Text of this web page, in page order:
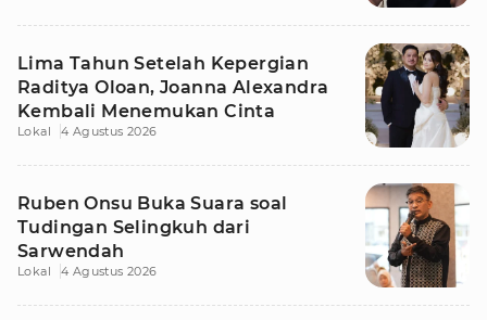
Lima Tahun Setelah Kepergian
Raditya Oloan, Joanna Alexandra
Kembali Menemukan Cinta
Lokal 4 Agustus 2026
Ruben Onsu Buka Suara soal
Tudingan Selingkuh dari
Sarwendah
Lokal 4 Agustus 2026